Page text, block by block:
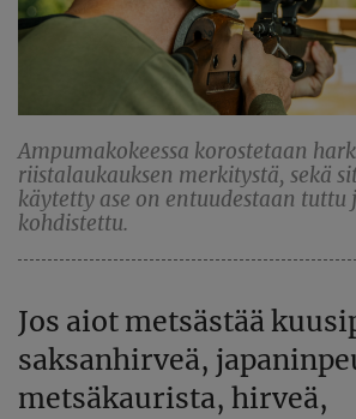
Ampumakokeessa korostetaan
riistalaukauksen merkitystä, sekä
käytetty ase on entuudestaan tuttu
kohdistettu.
Jos aiot metsästää
saksanhirveä,
metsäkaurista, hirveä,